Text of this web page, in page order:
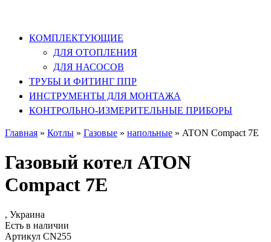
КОМПЛЕКТУЮЩИЕ
ДЛЯ ОТОПЛЕНИЯ
ДЛЯ НАСОСОВ
ТРУБЫ И ФИТИНГ ППР
ИНСТРУМЕНТЫ ДЛЯ МОНТАЖА
КОНТРОЛЬНО-ИЗМЕРИТЕЛЬНЫЕ ПРИБОРЫ
Главная » Котлы » Газовые » напольные » ATON Compact 7E
Газовый котел ATON
Compact 7E
, Украина
Есть в наличии
Артикул CN255